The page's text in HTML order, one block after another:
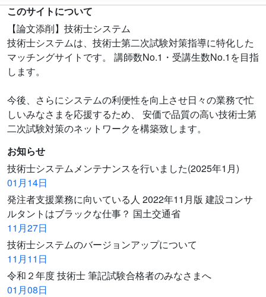
このサイトについて
【論文添削】技術士システム
技術士システムは、技術士第二次試験対策指導に特化した
マッチングサイトです。 講師数No.1・受講生数No.1を目指
します。
今後、さらにシステムの利便性を向上させ日々の業務で忙
しいみなさまを応援するため、 安価で品質の高い技術士第
二次試験対策のネットワークを構築致します。
お知らせ
技術士システムメンテナンスを行いました(2025年1月)
01月14日
発注者支援業務に向いている人 2022年11月版 建設コンサ
ルタントはブラックな仕事？ 国土交通省
11月27日
技術士システムのバージョンアップについて
11月11日
令和２年度 技術士 筆記試験合格者のみなさまへ
01月08日